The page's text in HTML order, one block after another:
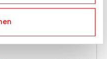
mit dem VDLÖ